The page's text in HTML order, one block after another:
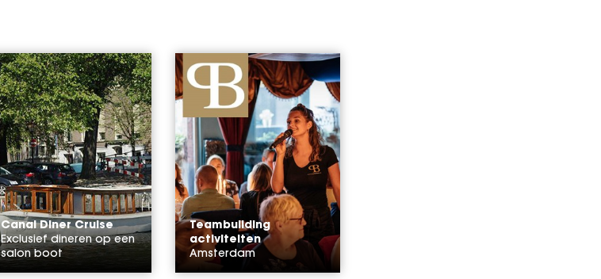
Canal Diner Cruise
Exclusief dineren op een
salon boot
Teambuilding
activiteiten
Amsterdam